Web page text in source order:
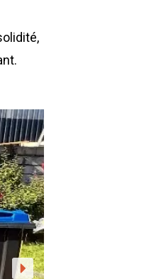
Solutions
S.A.S.
des Peupliers / BP 27
LE ROI
69 68 66
sas.fr